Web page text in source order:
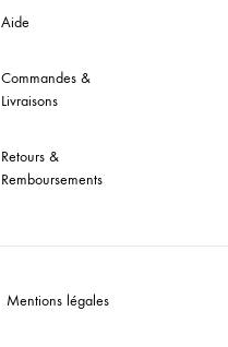
Aide
Commandes &
Livraisons
Retours &
Remboursements
Mentions légales